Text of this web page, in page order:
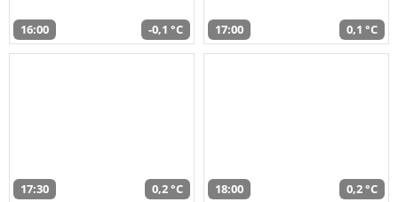
16:00 -0,1 °C 17:00 0,1 °C
17:30 0,2 °C 18:00 0,2 °C